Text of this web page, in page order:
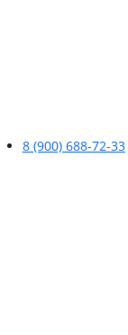
8 (900) 688-72-33